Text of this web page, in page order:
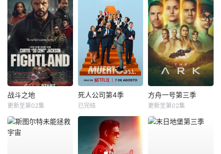
战斗之地
更新至第02集
死人公司第4季
已完结
方舟一号第三季
更新至第02集